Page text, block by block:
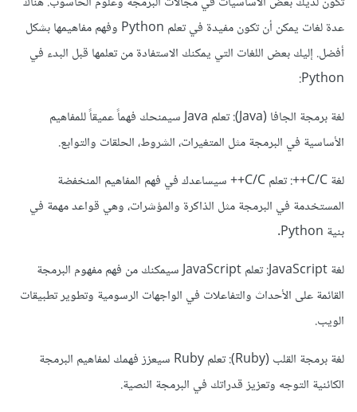
عدة لغات يمكن أن تكون مفيدة في تعلم Python وفهم مفاهيمها بشكل
أفضل. إليك بعض اللغات التي يمكنك الاستفادة من تعلمها قبل البدء في
Python:
لغة برمجة الجافا (Java): تعلم Java سيمنحك فهماً عميقاً للمفاهيم
الأساسية في البرمجة مثل المتغيرات، الشروط، الحلقات والتوابع.
لغة C/C++: تعلم C/C++ سيساعدك في فهم المفاهيم المنخفضة
المستخدمة في البرمجة مثل الذاكرة والمؤشرات، وهي قواعد مهمة في
بنية Python.
لغة JavaScript: تعلم JavaScript سيمكنك من فهم مفهوم البرمجة
القائمة على الأحداث والتفاعلات في الواجهات الرسومية وتطوير تطبيقات
الويب.
لغة برمجة القلب (Ruby): تعلم Ruby سيعزز فهمك لمفاهيم البرمجة
الكائنية التوجه وتعزيز قدراتك في البرمجة النصية.